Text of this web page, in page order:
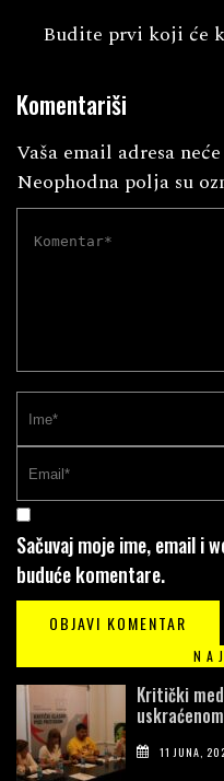
Budite prvi koji će
Komentariši
Vaša email adresa
Neophodna polja su
Sačuvaj moje ime, email i
buduće komentare.
Kritički
11 JUNA,